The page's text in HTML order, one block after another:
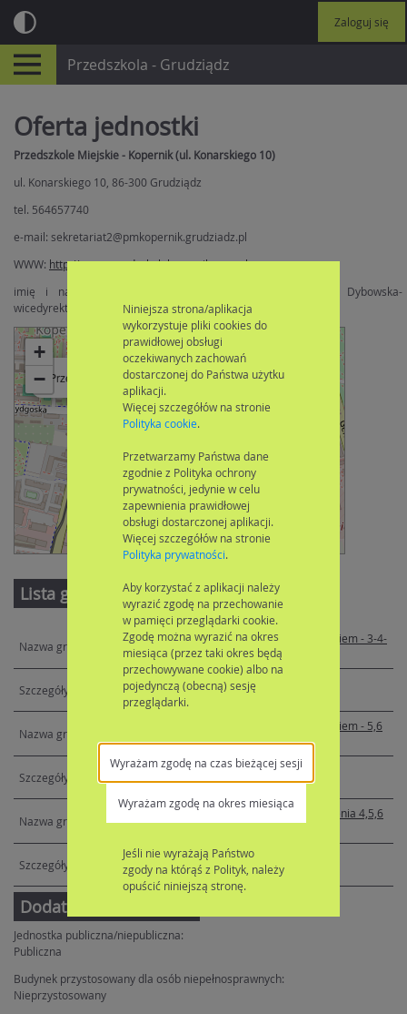
Zaloguj się
Przedszkola - Grudziądz
Oferta jednostki
Przedszkole Miejskie - Kopernik (ul. Konarskiego 10)
ul. Konarskiego 10, 86-300 Grudziądz
tel. 564657740
e-mail: sekretariat2@pmkopernik.grudziadz.pl
WWW: http://www.przedszkolekopernik.waw.pl
imię i nazwisko dyrektora: Lucyna Szczutowska; Bożena Dybowska-
wicedyrektor
Przedszkole Miejskie - Kopernik (ul. Konarskiego 10)
+
−
Leaflet| ©OpenStreetMap
Lista grup
Gr całodzienna z wyżywieniem - 3-4-
lata
Gr całodzienna z wyżywieniem - 5,6
lat
Gr 5-godzinna bez wyżywienia 4,5,6
Dodatkowe informacje
Jednostka publiczna/niepubliczna:
Publiczna
Budynek przystosowany dla osób niepełnosprawnych:
Nieprzystosowany
Niniejsza strona/aplikacja
wykorzystuje pliki cookies do
prawidłowej obsługi
oczekiwanych zachowań
dostarczonej do Państwa użytku
aplikacji.
Więcej szczegółów na stronie
Polityka cookie.
Przetwarzamy Państwa dane
zgodnie z Polityka ochrony
prywatności, jedynie w celu
zapewnienia prawidłowej
obsługi dostarczonej aplikacji.
Więcej szczegółów na stronie
Polityka prywatności.
Aby korzystać z aplikacji należy
wyrazić zgodę na przechowanie
w pamięci przeglądarki cookie.
Zgodę można wyrazić na okres
miesiąca (przez taki okres będą
przechowywane cookie) albo na
pojedynczą (obecną) sesję
przeglądarki.
Wyrażam zgodę na czas bieżącej sesji
Wyrażam zgodę na okres miesiąca
Jeśli nie wyrażają Państwo
zgody na którąś z Polityk, należy
opuścić niniejszą stronę.